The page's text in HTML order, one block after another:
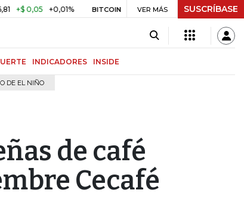
0,05 +0,01% BITCOIN US$ 64.968,40 US$ 856,80 +1,34%
VER MÁS SUSCRÍBASE
INDICADORES INSIDE
DE EL NIÑO
de café
Cecafé